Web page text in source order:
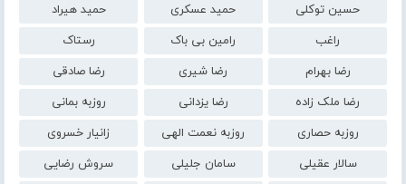
حسین توکلی
حمید عسکری
حمید هیراد
راغب
رامین بی باک
رستاک
رضا بهرام
رضا شیری
رضا صادقی
رضا ملک زاده
رضا یزدانی
روزبه بمانی
روزبه حصاری
روزبه نعمت الهی
زانیار خسروی
سالار عقیلی
سامان جلیلی
سروش رضایی